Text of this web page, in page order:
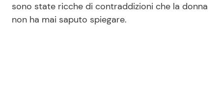
sono state ricche di contraddizioni che la donna
non ha mai saputo spiegare.